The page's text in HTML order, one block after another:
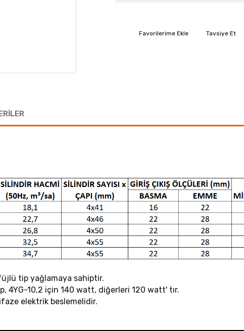
Tavsiye Et
tip yağlamaya sahiptir.
4YG-10,2 için 140 watt, diğerleri 120 watt' tır.
elektrik beslemelidir.